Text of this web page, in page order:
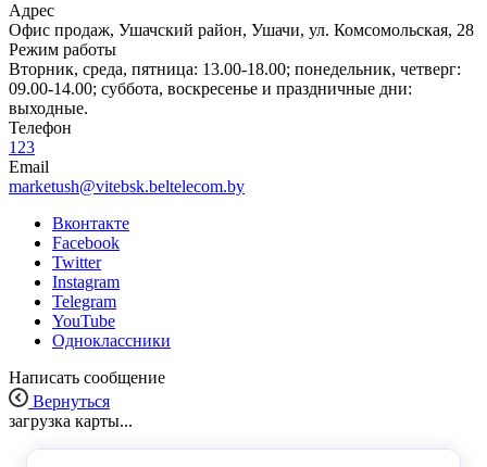
Адрес
Офис продаж, Ушачский район, Ушачи, ул. Комсомольская, 28
Режим работы
Вторник, среда, пятница: 13.00-18.00; понедельник, четверг:
09.00-14.00; суббота, воскресенье и праздничные дни:
выходные.
Телефон
123
Email
marketush@vitebsk.beltelecom.by
Вконтакте
Facebook
Twitter
Instagram
Telegram
YouTube
Одноклассники
Написать сообщение
Вернуться
загрузка карты...